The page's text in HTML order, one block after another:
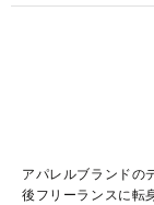
アパレルブランドの
後フリーランスに転